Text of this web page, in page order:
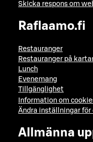
Skicka respons om
Raflaamo.fi
Restauranger
Restauranger på
Lunch
Evenemang
Tillgänglighet
Information om
Ändra inställningar för
Allmänna